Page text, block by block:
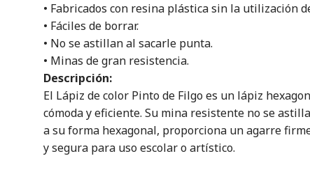
• Fabricados con resina plástica sin la utilización
• Fáciles de borrar.
• No se astillan al sacarle punta.
• Minas de gran resistencia.
Descripción:
El Lápiz de color Pinto de Filgo es un lápiz
cómoda y eficiente. Su mina resistente no se
a su forma hexagonal, proporciona un agarre
y segura para uso escolar o artístico.